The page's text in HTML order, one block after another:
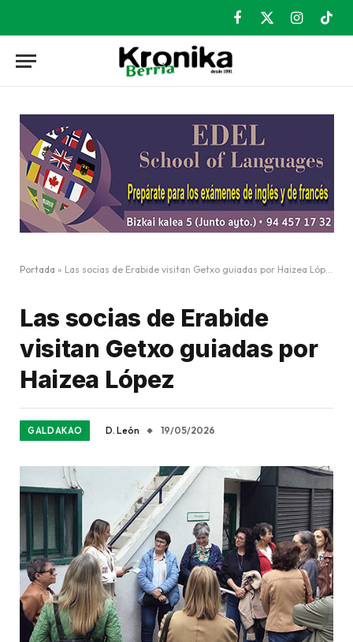
Facebook
X
Instagram
Portada » Las socias de Erabide visitan Getxo guiadas por Haizea López
Las socias de Erabide
visitan Getxo guiadas por
Haizea López
GALDAKAO D. León 19/05/2026